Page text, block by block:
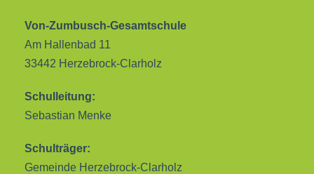
Von-Zumbusch-Gesamtschule
Am Hallenbad 11
33442 Herzebrock-Clarholz
Schulleitung:
Sebastian Menke
Schulträger:
Gemeinde Herzebrock-Clarholz